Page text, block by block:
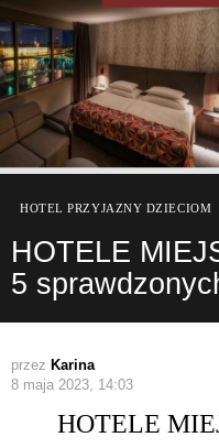
HOTEL PRZYJAZNY DZIECIOM
HOTELE
5
przez Karina
8 maja 2023, 14:03
HOTELE